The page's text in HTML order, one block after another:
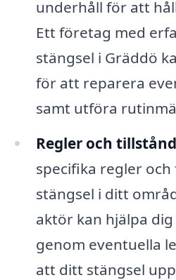
underhåll för att
Ett företag med
stängsel i Gräddö
för att reparera
samt utföra
Regler och
specifika regler
stängsel i ditt
aktör kan hjälpa
genom eventuella
att ditt stängsel